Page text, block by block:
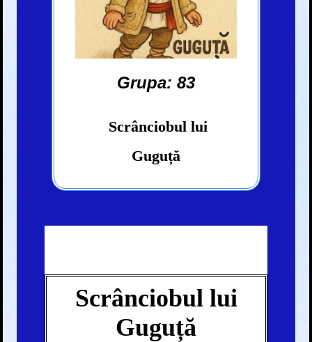
Grupa: 83
Scrânciobul lui
Guguță
Scrânciobul lui
Guguță